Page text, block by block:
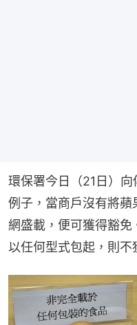
環保署今日（21日）
例子，當商戶沒有將
網盛載，便可獲得豁免
以任何型式包起，則不